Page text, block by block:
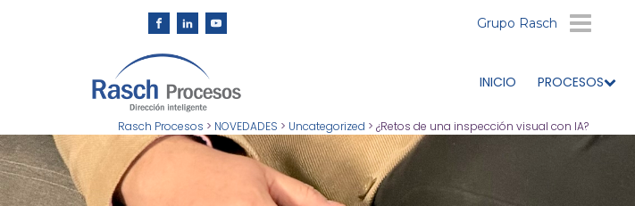
Grupo Rasch
INICIO PROCESOS
Rasch Procesos > NOVEDADES > Uncategorized > ¿Retos de una inspección visual con IA?